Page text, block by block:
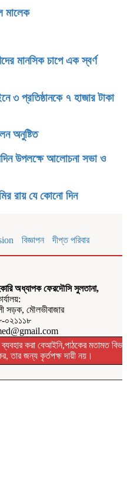
মালেক
মানসিক চাপে এক স্বর্ণ
৩ প্রতিষ্ঠানকে ৭ হাজার টাকা
অনুষ্টিত
উপলক্ষে আলোচনা সভা ও
রায় যে কোনো দিন
বিজ্ঞাপন দীপ্ত পরিবার
অধ্যাপক ফেরদৌসি সুলতানা,
সড়ক, মৌলভীবাজার
০২১১১৮
করা বেআইনি,পাঠকের মতামত
তার জন্য কৃর্তপক্ষ দায়ী নয়।